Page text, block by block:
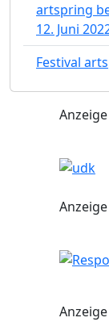
artspring
12. Juni
Festival
Anzeige
Anzeige